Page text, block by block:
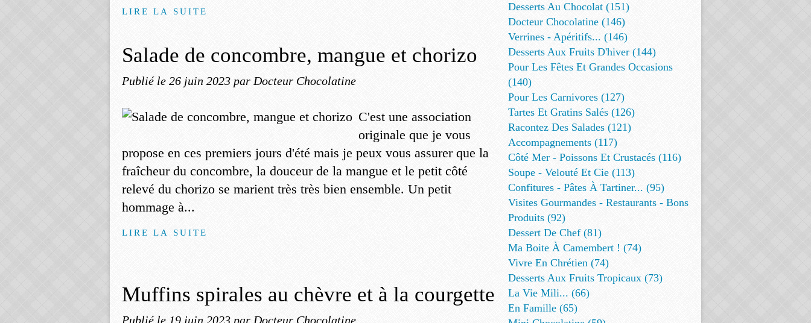
LIRE LA SUITE
Salade de concombre, mangue et chorizo
Publié le 26 juin 2023 par Docteur Chocolatine
C'est une association
originale que je vous
propose en ces premiers jours d'été mais je peux vous assurer que la
fraîcheur du concombre, la douceur de la mangue et le petit côté
relevé du chorizo se marient très très bien ensemble. Un petit
hommage à...
LIRE LA SUITE
Muffins spirales au chèvre et à la courgette
Publié le 19 juin 2023 par Docteur Chocolatine
Desserts Au Chocolat (151)
Docteur Chocolatine (146)
Verrines - Apéritifs... (146)
Desserts Aux Fruits D'hiver (144)
Pour Les Fêtes Et Grandes Occasions
(140)
Pour Les Carnivores (127)
Tartes Et Gratins Salés (126)
Racontez Des Salades (121)
Accompagnements (117)
Côté Mer - Poissons Et Crustacés (116)
Soupe - Velouté Et Cie (113)
Confitures - Pâtes À Tartiner... (95)
Visites Gourmandes - Restaurants - Bons
Produits (92)
Dessert De Chef (81)
Ma Boite À Camembert ! (74)
Vivre En Chrétien (74)
Desserts Aux Fruits Tropicaux (73)
La Vie Mili... (66)
En Famille (65)